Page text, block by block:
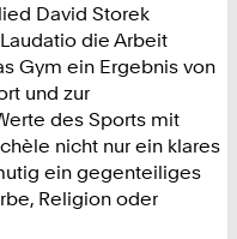
David Storek
die Arbeit
Gym ein Ergebnis von
und zur
des Sports mit
nicht nur ein klares
ein gegenteiliges
Religion oder